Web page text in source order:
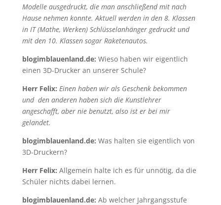
Modelle ausgedruckt, die man anschließend mit nach
Hause nehmen konnte. Aktuell werden in den 8. Klassen
in IT (Mathe, Werken) Schlüsselanhänger gedruckt und
mit den 10. Klassen sogar Raketenautos.
blogimblauenland.de: Wieso haben wir eigentlich
einen 3D-Drucker an unserer Schule?
Herr Felix: Einen haben wir als Geschenk bekommen
und den anderen haben sich die Kunstlehrer
angeschafft, aber nie benutzt, also ist er bei mir
gelandet.
blogimblauenland.de: Was halten sie eigentlich von
3D-Druckern?
Herr Felix: Allgemein halte ich es für unnötig, da die
Schüler nichts dabei lernen.
blogimblauenland.de: Ab welcher Jahrgangsstufe